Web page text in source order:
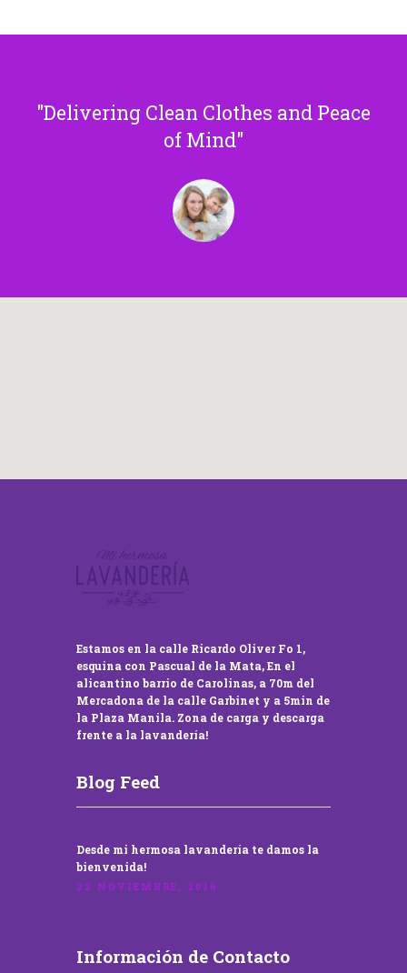
Delivering Clean Clothes and Peace
of Mind
Estamos en la calle Ricardo Oliver Fo 1,
esquina con Pascual de la Mata, En el
alicantino barrio de Carolinas, a 70m del
Mercadona de la calle Garbinet y a 5min de
la Plaza Manila. Zona de carga y descarga
frente a la lavandería!
Blog Feed
Desde mi hermosa lavandería te damos la
bienvenida!
22 NOVIEMBRE, 2016
Información de Contacto